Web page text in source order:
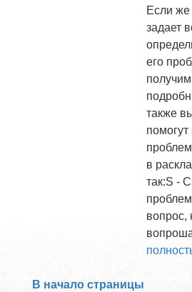
Если же
задает
его
также
в
так:S -
вопрос,
В начало страницы